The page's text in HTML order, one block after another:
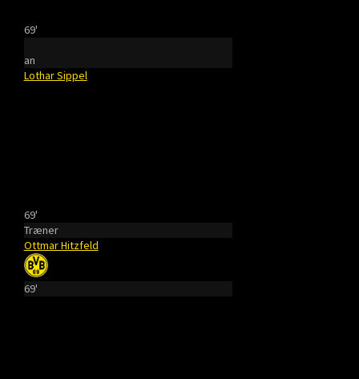
69'
an
Lothar Sippel
69'
Træner
Ottmar Hitzfeld
69'